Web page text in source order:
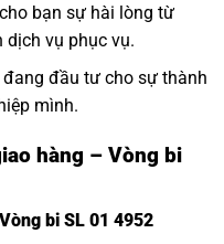
bạn sự hài lòng từ
vụ phục vụ.
đầu tư cho sự thành
mình.
hàng – Vòng bi
bi SL 01 4952